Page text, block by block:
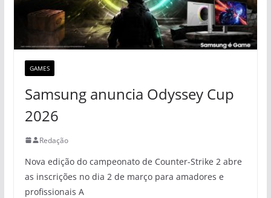
GAMES
Samsung anuncia Odyssey Cup
2026
Redação
Nova edição do campeonato de Counter-Strike 2 abre
as inscrições no dia 2 de março para amadores e
profissionais A